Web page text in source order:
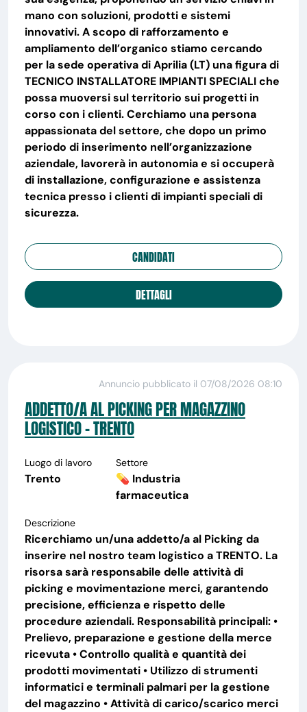
mano con soluzioni, prodotti e sistemi
innovativi. A scopo di rafforzamento e
ampliamento dell’organico stiamo cercando
per la sede operativa di Aprilia (LT) una figura di
TECNICO INSTALLATORE IMPIANTI SPECIALI che
possa muoversi sul territorio sui progetti in
corso con i clienti. Cerchiamo una persona
appassionata del settore, che dopo un primo
periodo di inserimento nell’organizzazione
aziendale, lavorerà in autonomia e si occuperà
di installazione, configurazione e assistenza
tecnica presso i clienti di impianti speciali di
sicurezza.
CANDIDATI
DETTAGLI
Annuncio pubblicato il 07/08/2026 08:10
ADDETTO/A AL PICKING PER MAGAZZINO
LOGISTICO - TRENTO
Luogo di lavoro
Trento
Settore
💊 Industria
farmaceutica
Descrizione
Ricerchiamo un/una addetto/a al Picking da
inserire nel nostro team logistico a TRENTO. La
risorsa sarà responsabile delle attività di
picking e movimentazione merci, garantendo
precisione, efficienza e rispetto delle
procedure aziendali. Responsabilità principali: •
Prelievo, preparazione e gestione della merce
ricevuta • Controllo qualità e quantità dei
prodotti movimentati • Utilizzo di strumenti
informatici e terminali palmari per la gestione
del magazzino • Attività di carico/scarico merci